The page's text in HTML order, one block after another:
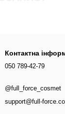
рівномірність
по довжині.
на дотик і
Контактна
050 789-42-79
@full_force_cosmet
support@full-